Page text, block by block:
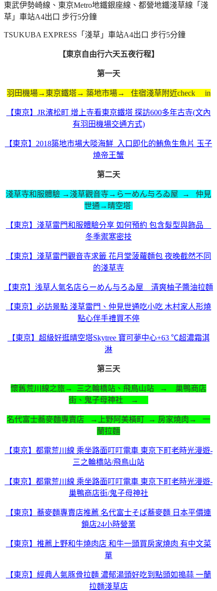
東武伊勢崎線、東京Metro地鐵銀座線、都營地鐵淺草線「淺
草」車站A4出口 步行5分鐘
TSUKUBA EXPRESS「淺草」車站A4出口 步行5分鐘
【東京自由行六天五夜行程】
第一天
羽田機場→東京鐵塔→ 築地市場→ 住宿淺草附近check in
【東京】JR濱松町 增上寺看東京鐵塔 探訪600多年古寺(文內
有羽田機場交通方式)
【東京】2018築地市場大啖海鮮 入口即化的鮪魚生魚片 玉子
燒帝王蟹
第二天
淺草寺和服體驗 →淺草觀音寺→らーめん与ろゐ屋 → 仲見
世通→晴空塔
【東京】淺草雷門和服體驗分享 如何預約 包含髮型與飾品
冬季禦寒密技
【東京】淺草雷門觀音寺求籤 花月堂菠蘿麵包 夜晚截然不同
的淺草寺
【東京】浅草人氣名店らーめん与ろゐ屋 清爽柚子醬油拉麵
【東京】必訪景點 淺草雷門、仲見世通吃小吃 木村家人形燒
點心伴手禮買不停
【東京】超級好逛晴空塔Skytree 寶可夢中心+63 ℃超濃霜淇
淋
第三天
懷舊荒川線之旅→ 三之輪橋站、飛鳥山站 → 巢鴨商店
街、鬼子母神社 →
名代富士蕎麥麵專賣店 →上野阿美橫町 → 房家燒肉→ 一
蘭拉麵
【東京】都電荒川線 乘坐路面叮叮電車 東京下町老時光漫遊-
三之輪橋站/飛鳥山站
【東京】都電荒川線 乘坐路面叮叮電車 東京下町老時光漫遊-
巢鴨商店街/鬼子母神社
【東京】蕎麥麵專賣店推薦 名代富士そば蕎麥麵 日本平價連
鎖店24小時營業
【東京】推薦上野和牛燒肉店 和牛一頭買房家燒肉 有中文菜
單
【東京】經典人氣豚骨拉麵 濃郁湯頭好吃到點頭如搗蒜 一蘭
拉麵淺草店